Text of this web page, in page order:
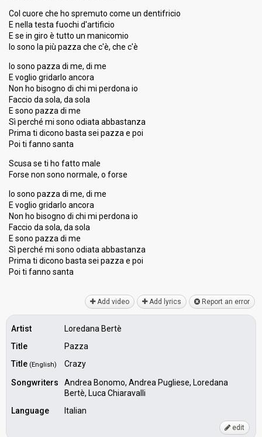
Col cuore che ho spremuto come un dentifricio
E nella testa fuochi d'artificio
E se in giro è tutto un manicomio
Io sono la più pazza che c'è, che c'è
Io sono pazza di me, di me
E voglio gridarlo ancora
Non ho bisogno di chi mi perdona io
Faccio da sola, da sola
E sono pazza di me
Sì perché mi sono odiata abbastanza
Prima ti dicono basta sei pazza e poi
Poi ti fanno santa
Scusa se ti ho fatto male
Forse non sono normale, o forse
Io sono pazza di me, di me
E voglio gridarlo ancora
Non ho bisogno di chi mi perdona io
Faccio da sola, da sola
E sono pazza di me
Sì perché mi sono odiata abbastanza
Prima ti dicono basta sei pazza e poi
Poi ti fanno ѕantа
Add video Add lyrics Report an error
Artist
Loredana Bertè
Title
Pazza
Title (English)
Crazy
Songwriters
Andrea Bonomo, Andrea Pugliese, Loredana
Bertè, Luca Chiaravalli
Language
Italian
edit